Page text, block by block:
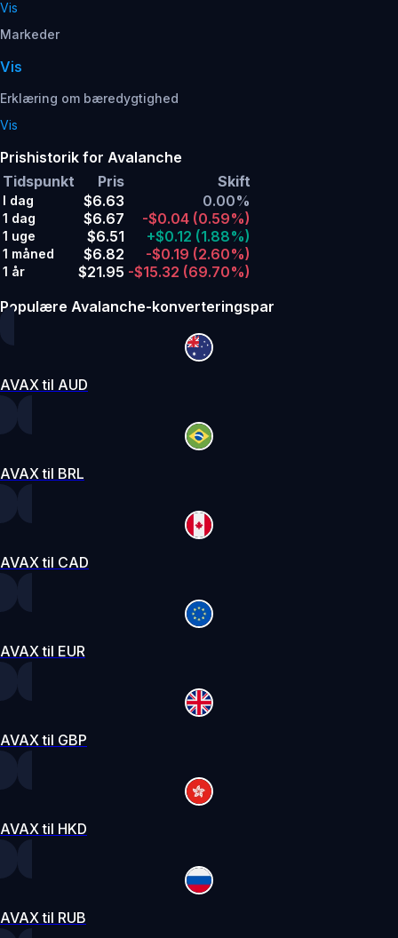
Vis
Markeder
Vis
Erklæring om bæredygtighed
Vis
Prishistorik for Avalanche
Tidspunkt
Pris Skift
I dag $6.63 0.00%
1 dag $6.67 -$0.04 (0.59%)
1 uge $6.51 +$0.12 (1.88%)
1 måned $6.82 -$0.19 (2.60%)
1 år $21.95 -$15.32 (69.70%)
Populære Avalanche-konverteringspar
AVAX til AUD
AVAX til BRL
AVAX til CAD
AVAX til EUR
AVAX til GBP
AVAX til HKD
AVAX til RUB